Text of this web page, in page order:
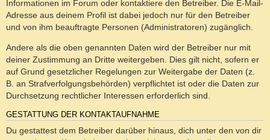
Informationen im Forum oder kontaktiere den Betreiber. Die E-Mail-
Adresse aus deinem Profil ist dabei jedoch nur für den Betreiber
und von ihm beauftragte Personen (Administratoren) zugänglich.
Andere als die oben genannten Daten wird der Betreiber nur mit
deiner Zustimmung an Dritte weitergeben. Dies gilt nicht, sofern er
auf Grund gesetzlicher Regelungen zur Weitergabe der Daten (z.
B. an Strafverfolgungsbehörden) verpflichtet ist oder die Daten zur
Durchsetzung rechtlicher Interessen erforderlich sind.
GESTATTUNG DER KONTAKTAUFNAHME
Du gestattest dem Betreiber darüber hinaus, dich unter den von dir